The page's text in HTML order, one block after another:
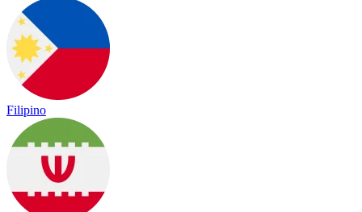
Filipino